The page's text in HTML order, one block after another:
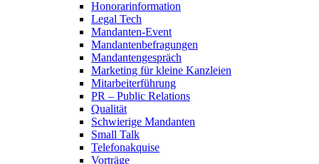
Honorarinformation
Legal Tech
Mandanten-Event
Mandantenbefragungen
Mandantengespräch
Marketing für kleine Kanzleien
Mitarbeiterführung
PR – Public Relations
Qualität
Schwierige Mandanten
Small Talk
Telefonakquise
Vorträge